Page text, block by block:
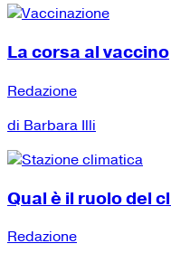
La corsa al vaccino
Redazione
di Barbara Illi
Qual è il ruolo del
Redazione